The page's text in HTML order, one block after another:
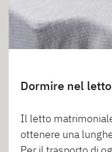
Dormire nel
Il letto
ottenere una